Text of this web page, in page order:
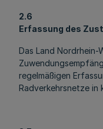
2.6
Erfassung des
Das Land
regelmäßigen
Radverkehrsnetze in